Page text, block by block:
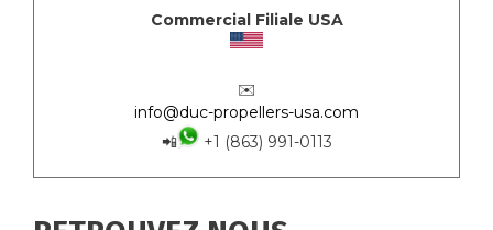
Commercial Filiale USA
✉️
info@duc-propellers-usa.com
📲
+1 (863) 991-0113